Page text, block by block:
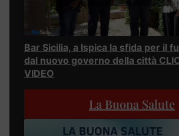
Bar Sicilia, a Ispica la sfida per il
dal nuovo governo della città
VIDEO
La Buona Salute